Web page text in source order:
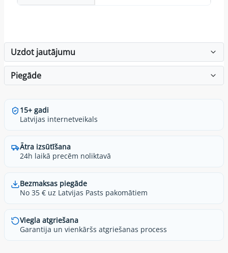
Uzdot jautājumu
Piegāde
15+ gadi
Latvijas internetveikals
Ātra izsūtīšana
24h laikā precēm noliktavā
Bezmaksas piegāde
No 35 € uz Latvijas Pasts pakomātiem
Viegla atgriešana
Garantija un vienkāršs atgriešanas process